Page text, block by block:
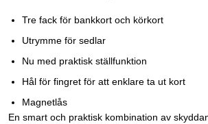
Tre fack för bankkort och körkort
Utrymme för sedlar
Nu med praktisk ställfunktion
Hål för fingret för att enklare ta ut kort
Magnetlås
En smart och praktisk kombination av